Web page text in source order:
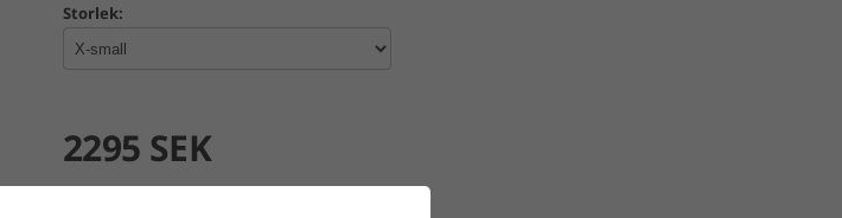
Storlek:
2295 SEK